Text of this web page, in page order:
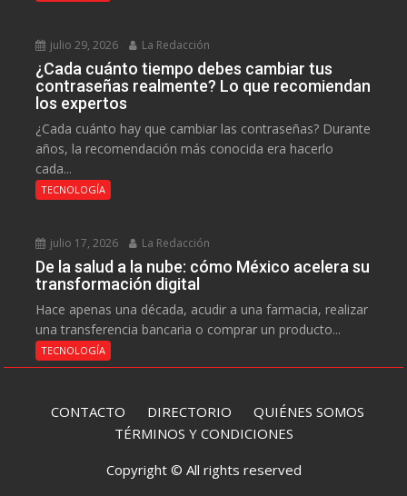
julio 29, 2026 La Redacción
¿Cada cuánto tiempo debes cambiar tus
contraseñas realmente? Lo que recomiendan
los expertos
¿Cada cuánto hay que cambiar las contraseñas? Durante
años, la recomendación más conocida era hacerlo
cada...
TECNOLOGÍA
julio 17, 2026 La Redacción
De la salud a la nube: cómo México acelera su
transformación digital
Hace apenas una década, acudir a una farmacia, realizar
una transferencia bancaria o comprar un producto...
TECNOLOGÍA
CONTACTO DIRECTORIO QUIÉNES SOMOS
TÉRMINOS Y CONDICIONES
Copyright © All rights reserved